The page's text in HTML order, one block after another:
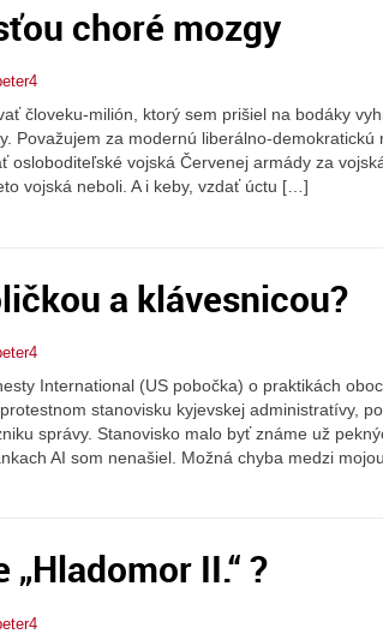
choré mozgy
človeku-milión, ktorý sem prišiel na bodáky
Považujem za modernú liberálno-demokratickú
osloboditeľské vojská Červenej armády za
vojská neboli. A i keby, vzdať úctu […]
a klávesnicou?
International (US pobočka) o praktikách
stanovisku kyjevskej administratívy,
správy. Stanovisko malo byť známe už
AI som nenašiel. Možná chyba medzi
II.“ ?